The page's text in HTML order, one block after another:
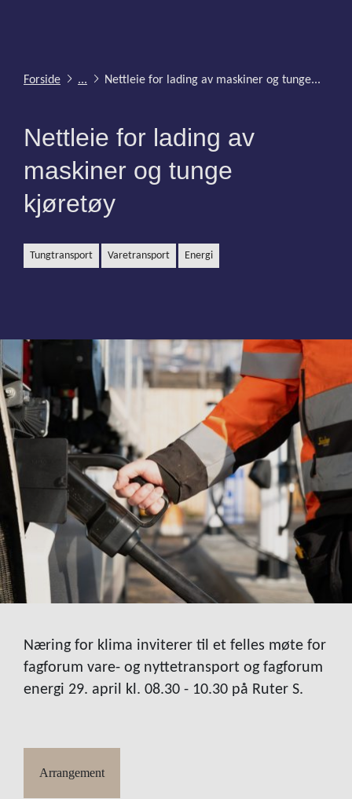
Forside ... Nettleie for lading av maskiner og tunge...
Nettleie for lading av
maskiner og tunge
kjøretøy
tungtransport varetransport energi
Næring for klima inviterer til et felles møte for
fagforum vare- og nyttetransport og fagforum
energi 29. april kl. 08.30 - 10.30 på Ruter S.
Arrangement